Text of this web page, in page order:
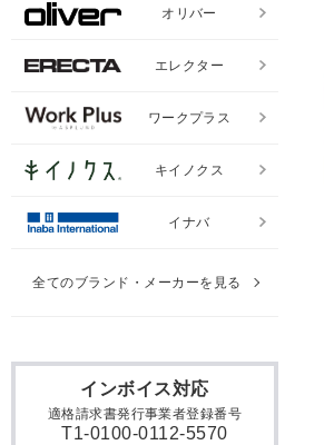
インボイス対応
適格請求書発行事業者登録番号
T1-0100-0112-5570
オリバー
エレクター
ワークプラス
キイノクス
イナバ
全てのブランド・メーカーを見る